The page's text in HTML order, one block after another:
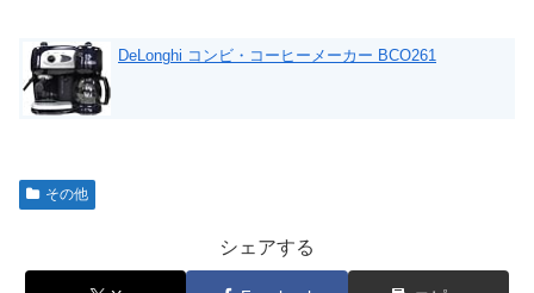
DeLonghi コンビ・コーヒーメーカー BCO261
その他
シェアする